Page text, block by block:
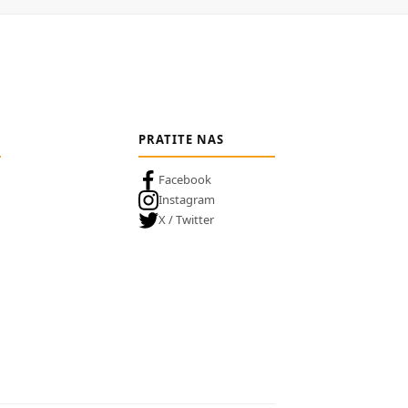
PRATITE NAS
Facebook
Instagram
X / Twitter